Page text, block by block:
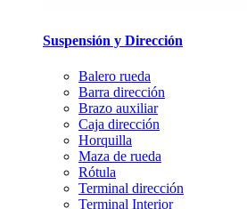
Suspensión y Dirección
Balero rueda
Barra dirección
Brazo auxiliar
Caja dirección
Horquilla
Maza de rueda
Rótula
Terminal dirección
Terminal Interior